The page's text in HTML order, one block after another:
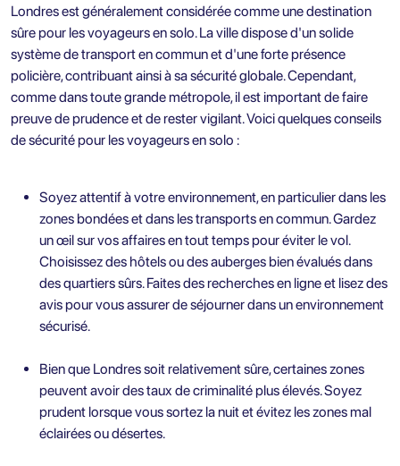
Londres est généralement considérée comme une destination
sûre pour les voyageurs en solo. La ville dispose d'un solide
système de transport en commun et d'une forte présence
policière, contribuant ainsi à sa sécurité globale. Cependant,
comme dans toute grande métropole, il est important de faire
preuve de prudence et de rester vigilant. Voici quelques conseils
de sécurité pour les voyageurs en solo :
Soyez attentif à votre environnement, en particulier dans les
zones bondées et dans les transports en commun. Gardez
un œil sur vos affaires en tout temps pour éviter le vol.
Choisissez des hôtels ou des auberges bien évalués dans
des quartiers sûrs. Faites des recherches en ligne et lisez des
avis pour vous assurer de séjourner dans un environnement
sécurisé.
Bien que Londres soit relativement sûre, certaines zones
peuvent avoir des taux de criminalité plus élevés. Soyez
prudent lorsque vous sortez la nuit et évitez les zones mal
éclairées ou désertes.